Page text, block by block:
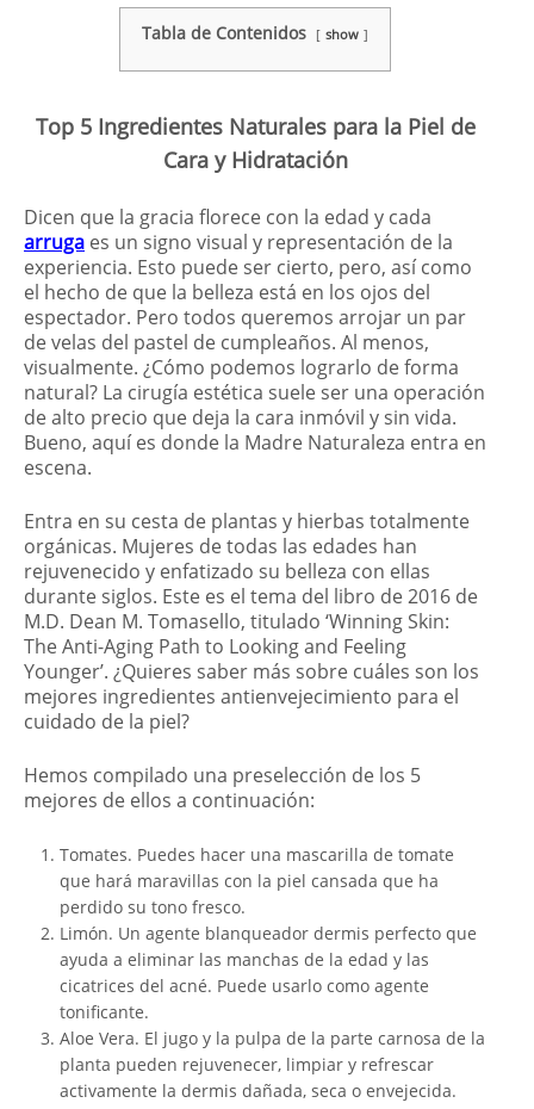
Tabla de Contenidos show
Top 5 Ingredientes Naturales para la Piel de
Cara y Hidratación
Dicen que la gracia florece con la edad y cada
arruga es un signo visual y representación de la
experiencia. Esto puede ser cierto, pero, así como
el hecho de que la belleza está en los ojos del
espectador. Pero todos queremos arrojar un par
de velas del pastel de cumpleaños. Al menos,
visualmente. ¿Cómo podemos lograrlo de forma
natural? La cirugía estética suele ser una operación
de alto precio que deja la cara inmóvil y sin vida.
Bueno, aquí es donde la Madre Naturaleza entra en
escena.
Entra en su cesta de plantas y hierbas totalmente
orgánicas. Mujeres de todas las edades han
rejuvenecido y enfatizado su belleza con ellas
durante siglos. Este es el tema del libro de 2016 de
M.D. Dean M. Tomasello, titulado ‘Winning Skin:
The Anti-Aging Path to Looking and Feeling
Younger’. ¿Quieres saber más sobre cuáles son los
mejores ingredientes antienvejecimiento para el
cuidado de la piel?
Hemos compilado una preselección de los 5
mejores de ellos a continuación:
Tomates. Puedes hacer una mascarilla de tomate
que hará maravillas con la piel cansada que ha
perdido su tono fresco.
Limón. Un agente blanqueador dermis perfecto que
ayuda a eliminar las manchas de la edad y las
cicatrices del acné. Puede usarlo como agente
tonificante.
Aloe Vera. El jugo y la pulpa de la parte carnosa de la
planta pueden rejuvenecer, limpiar y refrescar
activamente la dermis dañada, seca o envejecida.